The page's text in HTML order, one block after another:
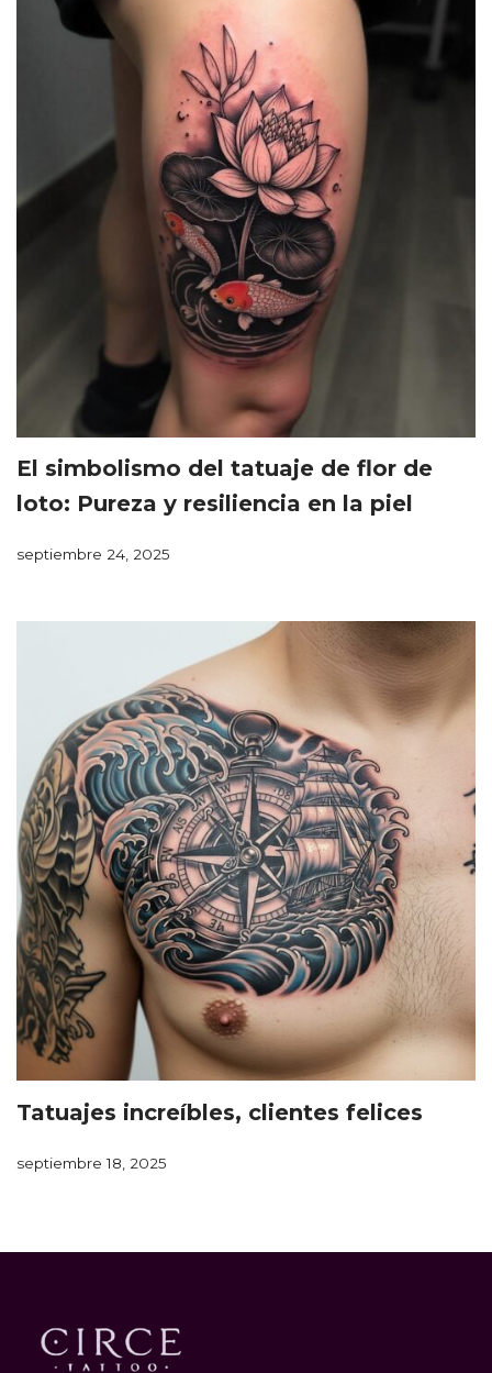
El simbolismo del tatuaje de flor de
loto: Pureza y resiliencia en la piel
septiembre 24, 2025
Tatuajes increíbles, clientes felices
septiembre 18, 2025